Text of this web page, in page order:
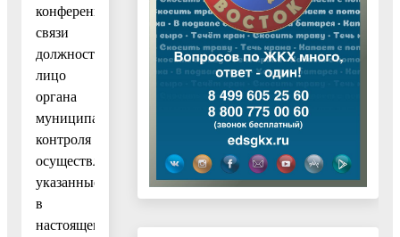
конференц-
связи
должностное
лицо
органа
муниципального
контроля
осуществляет
указанные
в
настоящем